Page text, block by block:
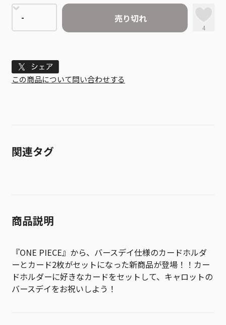
売り切れ
4
Tweet
この商品について問い合わせする
関連タグ
商品説明
『ONE PIECE』から、バースデイ仕様のカードホルダ
ーとカード2枚がセットになった新商品が登場！！カー
ドホルダーに好きなカードをセットして、キャロットの
バースデイをお祝いしよう！